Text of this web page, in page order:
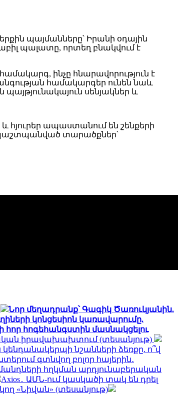
պայմանները՝ Իրանի օդային
պալատը, որտեղ բնակվում է
ինչը հնարավորություն է
համակարգեր ունեն նաև
պայթյունակայուն սենյակներ և
հյուրեր ապաստանում են շենքերի
պաշտպանված տարածքներ՝
Նոր մեղադրանք՝ Գագիկ Ծառուկյանին.
կոնցեսիոն կառավարումը.
հոգեհանգստին մասնակցելու
իրավախախտում (տեսանյութ)
կենդանակերպի նշանների ձեռքը. ո՞վ
գտնվող բոլոր հայերին․
հղկման արդյունաբերական
Axios․ ԱՄՆ-ում կասկածի տակ են դրել
«Նիվան» (տեսանյութ)